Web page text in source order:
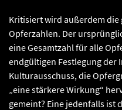
Kritisiert wird außerdem
Opferzahlen. Der
eine Gesamtzahl für alle
endgültigen Festlegung der
Kulturausschuss, die
„eine stärkere Wirkung“
gemeint? Eine jedenfalls ist